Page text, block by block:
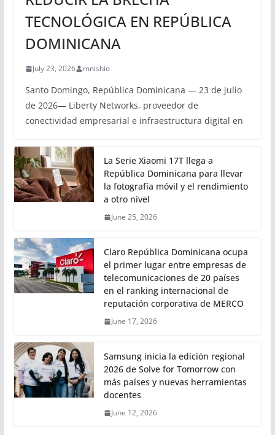
TECNOLÓGICA EN REPÚBLICA
DOMINICANA
July 23, 2026 mnishio
Santo Domingo, República Dominicana — 23 de julio
de 2026— Liberty Networks, proveedor de
conectividad empresarial e infraestructura digital en
La Serie Xiaomi 17T llega a
República Dominicana para llevar
la fotografía móvil y el rendimiento
a otro nivel
June 25, 2026
Claro República Dominicana ocupa
el primer lugar entre empresas de
telecomunicaciones de 20 países
en el ranking internacional de
reputación corporativa de MERCO
June 17, 2026
Samsung inicia la edición regional
2026 de Solve for Tomorrow con
más países y nuevas herramientas
docentes
June 12, 2026